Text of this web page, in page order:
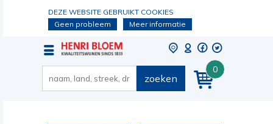
DEZE WEBSITE GEBRUIKT COOKIES
Geen probleem
Meer informatie
0
zoeken